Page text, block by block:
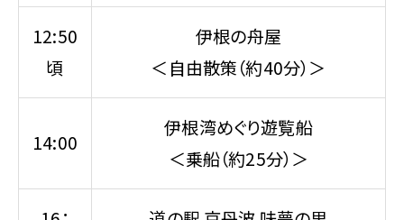
12:50
頃
伊根の舟屋
＜自由散策（約40分）＞
14:00
伊根湾めぐり遊覧船
＜乗船（約25分）＞